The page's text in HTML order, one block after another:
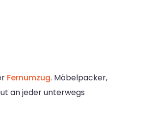
Fernumzug. Möbelpacker,
an jeder unterwegs